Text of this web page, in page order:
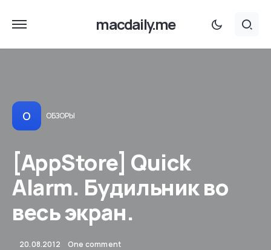
macdaily.me
О ОБЗОРЫ
[AppStore] Quick
Alarm. Будильник во
весь экран.
20.08.2012 One comment